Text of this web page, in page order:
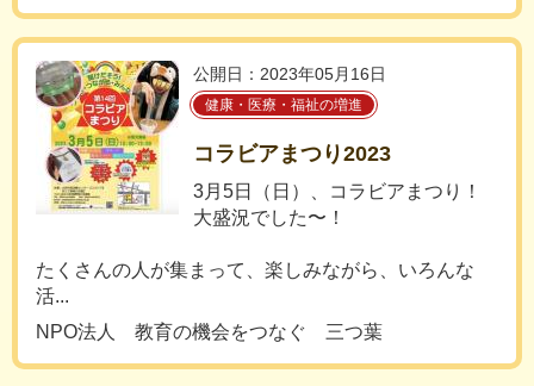
公開日：2023年05月16日
健康・医療・福祉の増進
コラビアまつり2023
3月5日（日）、コラビアまつり！
大盛況でした〜！
たくさんの人が集まって、楽しみながら、いろんな
活...
NPO法人 教育の機会をつなぐ 三つ葉